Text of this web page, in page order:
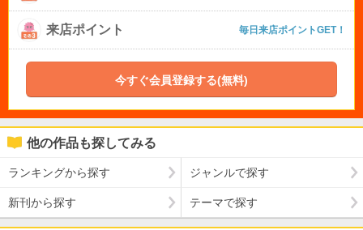
来店ポイント 毎日来店ポイントGET！
今すぐ会員登録する(無料)
他の作品も探してみる
ランキングから探す ジャンルで探す
新刊から探す テーマで探す